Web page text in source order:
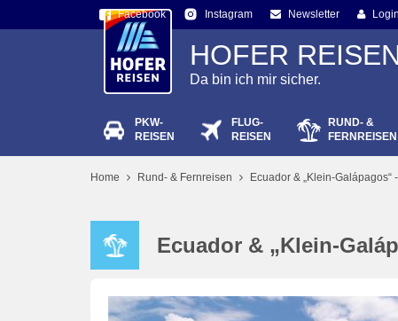
Facebook Instagram Newsletter Login
HOFER
Da bin ich mir sicher.
PKW-
REISEN
FLUG-
REISEN
RUND- &
FERNREISEN
Home Rund- & Fernreisen Ecuador & „Klein-Galápagos“
Ecuador & „Klein-